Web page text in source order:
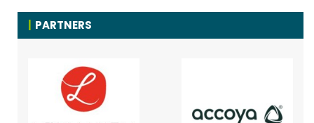
PARTNERS